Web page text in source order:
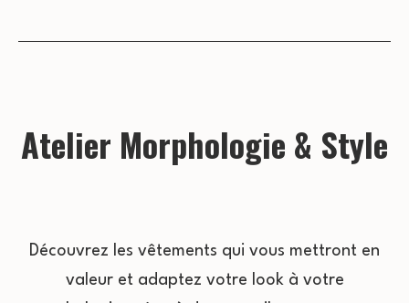
Atelier Morphologie & Style
Découvrez les vêtements qui vous mettront en
valeur et adaptez votre look à votre